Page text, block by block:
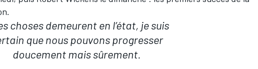
choses demeurent en l’état, je suis
que nous pouvons progresser
doucement mais sûrement.